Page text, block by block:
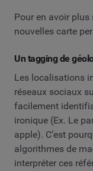
Pour en avoir
nouvelles carte
Un tagging de
Les localisations
réseaux sociaux
facilement
ironique (Ex. Le
apple). C’est
algorithmes de
interpréter ces